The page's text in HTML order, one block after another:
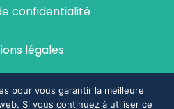
confidentialité
légales
: agence Demi-Sel
pour vous garantir la meilleure
Si vous continuez à utiliser ce